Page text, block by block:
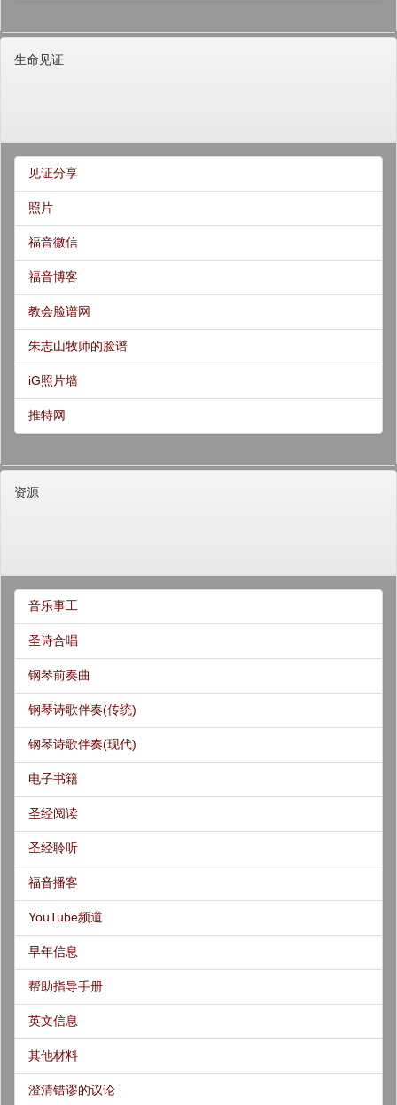
生命见证
见证分享
照片
福音微信
福音博客
教会脸谱网
朱志山牧师的脸谱
iG照片墙
推特网
资源
音乐事工
圣诗合唱
钢琴前奏曲
钢琴诗歌伴奏(传统)
钢琴诗歌伴奏(现代)
电子书籍
圣经阅读
圣经聆听
福音播客
YouTube频道
早年信息
帮助指导手册
英文信息
其他材料
澄清错谬的议论